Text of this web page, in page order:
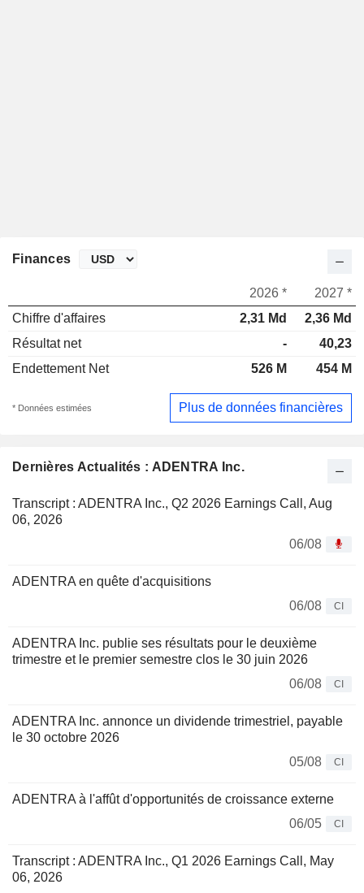
Dernières Actualités : ADENTRA Inc.
Transcript : ADENTRA Inc., Q2 2026 Earnings Call, Aug
06, 2026
06/08
ADENTRA en quête d'acquisitions
06/08
CI
ADENTRA Inc. publie ses résultats pour le deuxième
trimestre et le premier semestre clos le 30 juin 2026
06/08
CI
ADENTRA Inc. annonce un dividende trimestriel, payable
le 30 octobre 2026
05/08
CI
ADENTRA à l'affût d'opportunités de croissance externe
06/05
CI
Transcript : ADENTRA Inc., Q1 2026 Earnings Call, May
06, 2026
Finances
2026 *
2027 *
Chiffre d'affaires
2,31 Md
2,36 Md
Résultat net
-
40,23
Endettement Net
526 M 454 M
* Données estimées Plus de données financières